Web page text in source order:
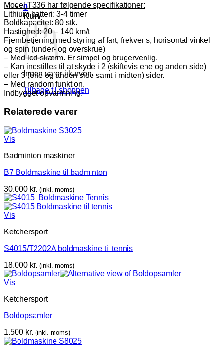
0
Kurv
Ingen varer i kurven.
Tilbage til shoppen
Model T336 har følgende specifikationer:
Lithium batteri: 3-4 timer
Boldkapacitet: 80 stk.
Hastighed: 20 – 140 km/t
Fjernbetjening med styring af fart, frekvens, horisontal vinkel
og spin (under- og overskrue)
– Med lcd-skærm. Er simpel og brugervenlig.
– Kan indstilles til at skyde i 2 (skiftevis ene og anden side)
eller 3 (ene og anden side samt i midten) sider.
– Med random funktion.
Indbygget opvarmning.
Relaterede varer
Vis
Badminton maskiner
B7 Boldmaskine til badminton
30.000 kr. (inkl. moms)
Vis
Ketchersport
S4015/T2202A boldmaskine til tennis
18.000 kr. (inkl. moms)
Vis
Ketchersport
Boldopsamler
1.500 kr. (inkl. moms)